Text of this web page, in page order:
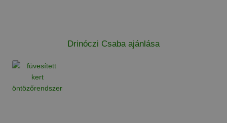
Drinóczi Csaba ajánlása